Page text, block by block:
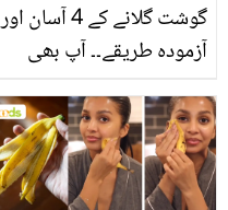
گوشت گلانے کے 4 آسان اور
آزمودہ طریقے۔۔ آپ بھی
بتائے راز